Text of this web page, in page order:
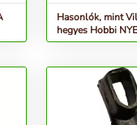
Hasonlók, mint
hegyes Hobbi